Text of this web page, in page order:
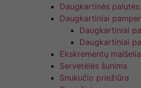
Daugkartinės
Daugkartiniai
Daugkartiniai
Daugkartiniai
Ekskrementų
Servetėlės šunims
Snukučio priežiūra